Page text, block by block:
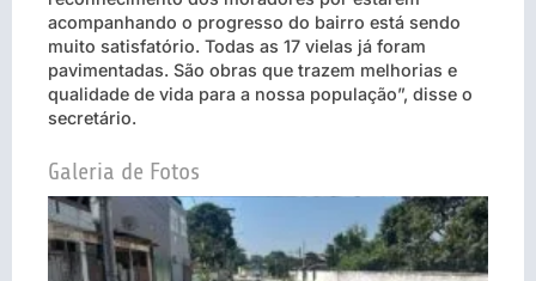
acompanhando o progresso do bairro está sendo
muito satisfatório. Todas as 17 vielas já foram
pavimentadas. São obras que trazem melhorias e
qualidade de vida para a nossa população”, disse o
secretário.
Galeria de Fotos